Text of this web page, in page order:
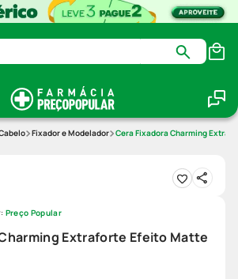
Fixador e Modelador Cera Fixadora Charming
Extraforte Efeito Matte
Preço Popular